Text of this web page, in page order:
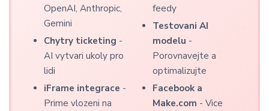
OpenAI, Anthropic,
Gemini
Chytry ticketing -
AI vytvari ukoly pro
lidi
iFrame integrace -
Prime vlozeni na
feedy
Testovani AI
modelu -
Porovnavejte a
optimalizujte
Facebook a
Make.com - Vice